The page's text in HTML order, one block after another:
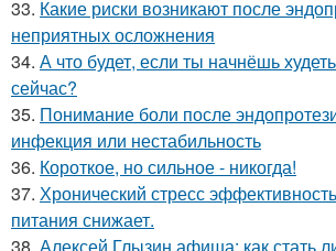
33. Какие риски возникают после
неприятных осложнения
34. А что будет, если ты начнёшь
сейчас?
35. Понимание боли после
инфекция или нестабильность
36. Короткое, но сильное - никогда!
37. Хронический стресс
питания снижает.
38. Алексей Глызин афиша: как стать